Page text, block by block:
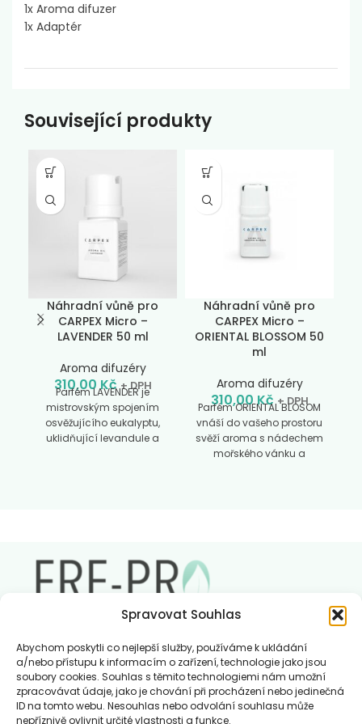
Spravovat Souhlas
Abychom poskytli co nejlepší služby, používáme k ukládání
a/nebo přístupu k informacím o zařízení, technologie jako jsou
soubory cookies. Souhlas s těmito technologiemi nám umožní
zpracovávat údaje, jako je chování při procházení nebo jedinečná
ID na tomto webu. Nesouhlas nebo odvolání souhlasu může
nepříznivě ovlivnit určité vlastnosti a funkce.
1x Aroma difuzer
1x Adaptér
Související produkty
Náhradní vůně pro
CARPEX Micro –
LAVENDER 50 ml
Aroma difuzéry
310,00Kč + DPH
Parfém LAVENDER je
mistrovským spojením
osvěžujícího eukalyptu,
uklidňující levandule a
Náhradní vůně pro
CARPEX Micro –
ORIENTAL BLOSSOM 50
ml
Aroma difuzéry
310,00Kč + DPH
Parfém ORIENTAL BLOSOM
vnáší do vašeho prostoru
svěží aroma s nádechem
mořského vánku a
Charakteristika vůní FREPRO
Kontakt
Můj účet